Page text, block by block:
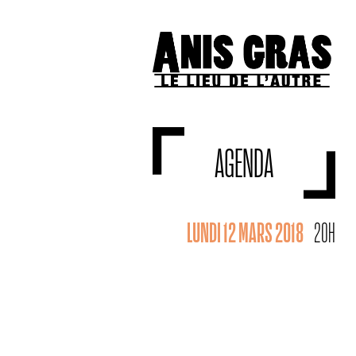
AGENDA
LUNDI 12 MARS 2018 20H